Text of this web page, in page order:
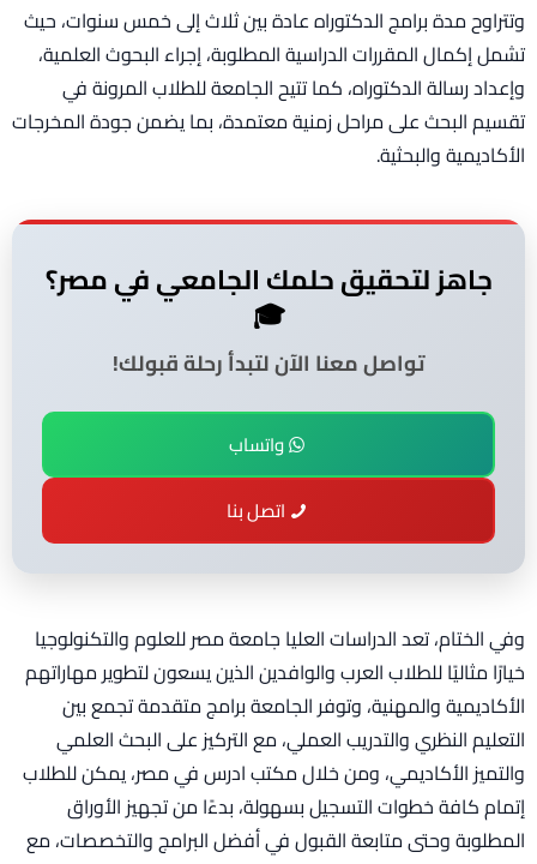
وتتراوح مدة برامج الدكتوراه عادة بين ثلاث إلى خمس سنوات، حيث
تشمل إكمال المقررات الدراسية المطلوبة، إجراء البحوث العلمية،
وإعداد رسالة الدكتوراه، كما تتيح الجامعة للطلاب المرونة في
تقسيم البحث على مراحل زمنية معتمدة، بما يضمن جودة المخرجات
الأكاديمية والبحثية.
جاهز لتحقيق حلمك الجامعي في مصر؟
🎓
تواصل معنا الآن لتبدأ رحلة قبولك!
واتساب
اتصل بنا
وفي الختام، تعد الدراسات العليا جامعة مصر للعلوم والتكنولوجيا
خيارًا مثاليًا للطلاب العرب والوافدين الذين يسعون لتطوير مهاراتهم
الأكاديمية والمهنية، وتوفر الجامعة برامج متقدمة تجمع بين
التعليم النظري والتدريب العملي، مع التركيز على البحث العلمي
والتميز الأكاديمي، ومن خلال مكتب ادرس في مصر، يمكن للطلاب
إتمام كافة خطوات التسجيل بسهولة، بدءًا من تجهيز الأوراق
المطلوبة وحتى متابعة القبول في أفضل البرامج والتخصصات، مع